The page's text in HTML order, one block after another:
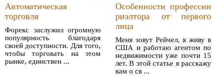
Автоматическая
торговля
Форекс заслужил огромную
популярность благодаря
своей доступности. Для того,
чтобы торговать на этом
рынке, единствен ...
Особенности профессии
риэлтора от первого
лица
Меня зовут Рейчел, я живу в
США и работаю агентом по
недвижимости уже почти 15
лет. В этой статье я расскажу
вам о св ...